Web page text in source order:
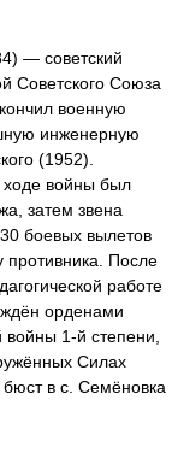
— советский
Советского Союза
военную
инженерную
(1952).
ходе войны был
затем звена
боевых вылетов
противника. После
работе
орденами
1-й степени,
Силах
в с. Семёновка